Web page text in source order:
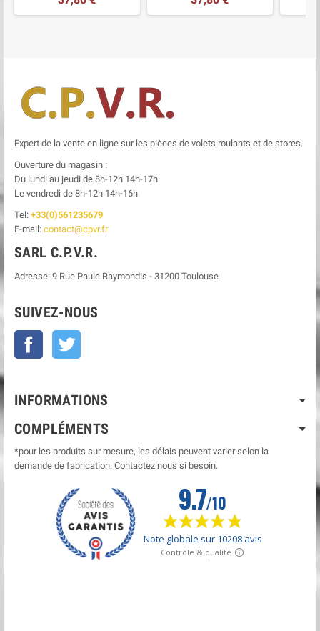
Expert de la vente en ligne sur les pièces de volets roulants et de stores.
Ouverture du magasin :
Du lundi au jeudi de 8h-12h 14h-17h
Le vendredi de 8h-12h 14h-16h
Tel: +33(0)561235679
E-mail: contact@cpvr.fr
SARL C.P.V.R.
Adresse: 9 Rue Paule Raymondis - 31200 Toulouse
SUIVEZ-NOUS
Facebook
INFORMATIONS
COMPLÉMENTS
*pour les produits sur mesure, les délais peuvent varier selon la
demande de fabrication. Contactez nous si besoin.